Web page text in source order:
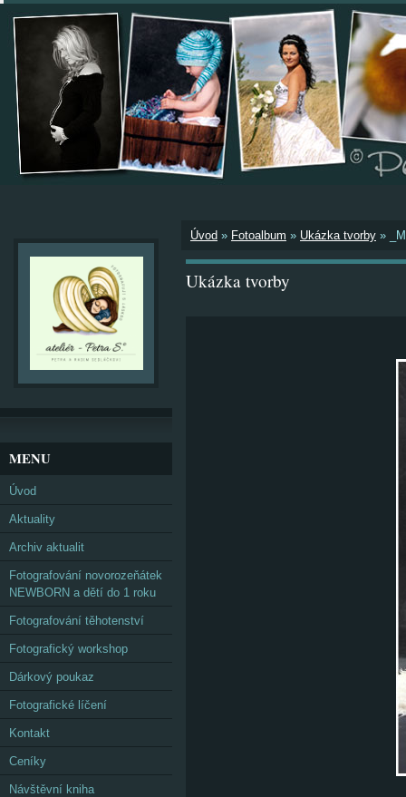
Úvod » Fotoalbum » Ukázka tvorby »
Ukázka tvorby
MENU
Úvod
Aktuality
Archiv aktualit
Fotografování novorozeňátek
NEWBORN a dětí do 1 roku
Fotografování těhotenství
Fotografický workshop
Dárkový poukaz
Fotografické líčení
Kontakt
Ceníky
Návštěvní kniha